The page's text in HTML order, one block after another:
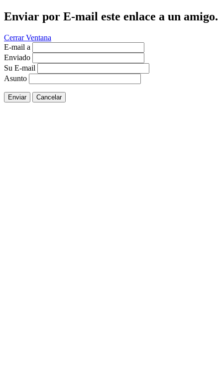
Enviar por E-mail este enlace a un amigo.
Cerrar Ventana
E-mail a
Enviado
Su E-mail
Asunto
Enviar Cancelar